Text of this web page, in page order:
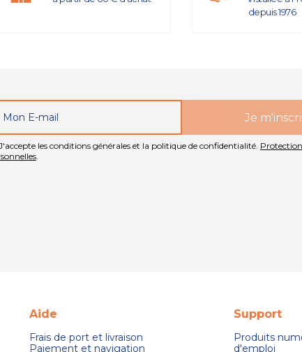
depuis 1976
les conditions générales et la politique de confidentialité.
.
Aide
Frais de port et livraison
Paiement et navigation
Support
Produits
d'emploi